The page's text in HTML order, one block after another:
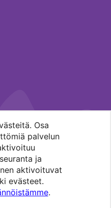
Osa
palvelun
ja
aktivoituvat
evästeet.
.